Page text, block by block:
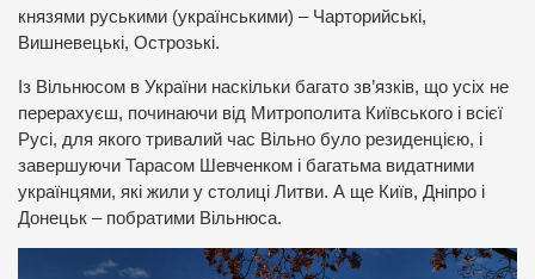
князями руськими (українськими) – Чарторийські,
Вишневецькі, Острозькі.
Із Вільнюсом в України наскільки багато зв’язків, що усіх не
перерахуєш, починаючи від Митрополита Київського і всієї
Русі, для якого тривалий час Вільно було резиденцією, і
завершуючи Тарасом Шевченком і багатьма видатними
українцями, які жили у столиці Литви. А ще Київ, Дніпро і
Донецьк – побратими Вільнюса.